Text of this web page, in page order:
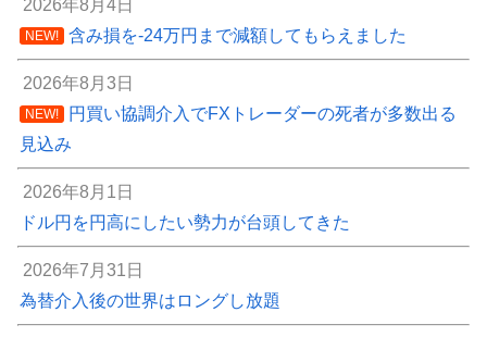
2026年8月4日
NEW! 含み損を-24万円まで減額してもらえました
2026年8月3日
NEW!
円買い協調介入でFXトレーダーの死者が多数出る
見込み
2026年8月1日
ドル円を円高にしたい勢力が台頭してきた
2026年7月31日
為替介入後の世界はロングし放題